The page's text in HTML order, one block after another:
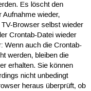
Es löscht den
wieder,
Browser selbst wieder
Crontab-Datei wieder
Wenn auch die Crontab-
werden, bleiben die
erhalten. Sie können
nicht unbedingt
heraus überprüft, ob